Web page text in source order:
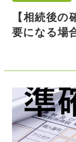
【相続後
要になる場